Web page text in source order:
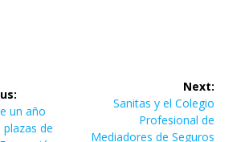
un año
de
Next:
Next
Sanitas y el Colegio
Profesional de
Mediadores de Seguros